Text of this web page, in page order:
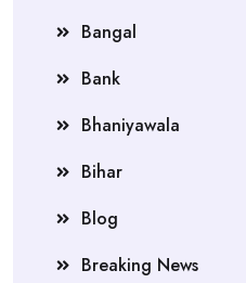
Bangal
Bank
Bhaniyawala
Bihar
Blog
Breaking News